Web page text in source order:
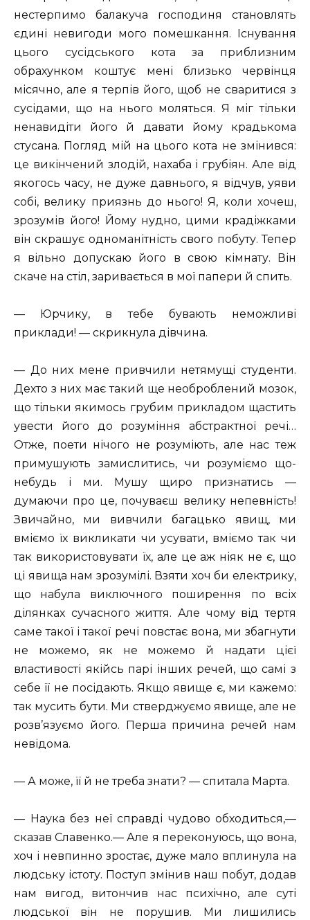
нестерпимо балакуча господиня становлять
єдині невигоди мого помешкання. Існування
цього сусідського кота за приблизним
обрахунком коштує мені близько червінця
місячно, але я терпів його, щоб не сваритися з
сусідами, що на нього моляться. Я міг тільки
ненавидіти його й давати йому крадькома
стусана. Погляд мій на цього кота не змінився:
це викінчений злодій, нахаба і грубіян. Але від
якогось часу, не дуже давнього, я відчув, уяви
собі, велику приязнь до нього! Я, коли хочеш,
зрозумів його! Йому нудно, цими крадіжками
він скрашує одноманітність свого побуту. Тепер
я вільно допускаю його в свою кімнату. Він
скаче на стіл, заривається в мої папери й спить.
— Юрчику, в тебе бувають неможливі
приклади! — скрикнула дівчина.
— До них мене привчили нетямущі студенти.
Дехто з них має такий ще необроблений мозок,
що тільки якимось грубим прикладом щастить
увести його до розуміння абстрактної речі…
Отже, поети нічого не розуміють, але нас теж
примушують замислитись, чи розуміємо що-
небудь і ми. Мушу щиро признатись —
думаючи про це, почуваєш велику непевність!
Звичайно, ми вивчили багацько явищ, ми
вміємо їх викликати чи усувати, вміємо так чи
так використовувати їх, але це аж ніяк не є, що
ці явища нам зрозумілі. Взяти хоч би електрику,
що набула виключного поширення по всіх
ділянках сучасного життя. Але чому від тертя
саме такої і такої речі повстає вона, ми збагнути
не можемо, як не можемо й надати цієї
властивості якійсь парі інших речей, що самі з
себе її не посідають. Якщо явище є, ми кажемо:
так мусить бути. Ми стверджуємо явище, але не
розв’язуємо його. Перша причина речей нам
невідома.
— А може, її й не треба знати? — спитала Марта.
— Наука без неї справді чудово обходиться,—
сказав Славенко.— Але я переконуюсь, що вона,
хоч і невпинно зростає, дуже мало вплинула на
людську істоту. Поступ змінив наш побут, додав
нам вигод, витончив нас психічно, але суті
людської він не порушив. Ми лишились